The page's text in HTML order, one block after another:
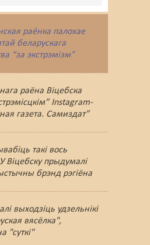
раёнка палохае
беларускага
“за экстрэмізм”
раёна Віцебска
Instagram-
газета. Самиздат”
такі вось
Віцебску прыдумалі
брэнд рэгіёна
выходзіць удзельнікі
вясёлка",
"суткі"